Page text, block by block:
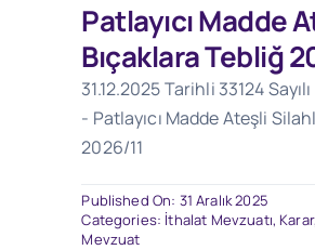
Patlayıcı Madde
Bıçaklara Tebliğ
31.12.2025 Tarihli 33124
- Patlayıcı Madde Ateşli
2026/11
Published On: 31 Aralık 2025
Categories: İthalat Mevzuatı,
Mevzuat